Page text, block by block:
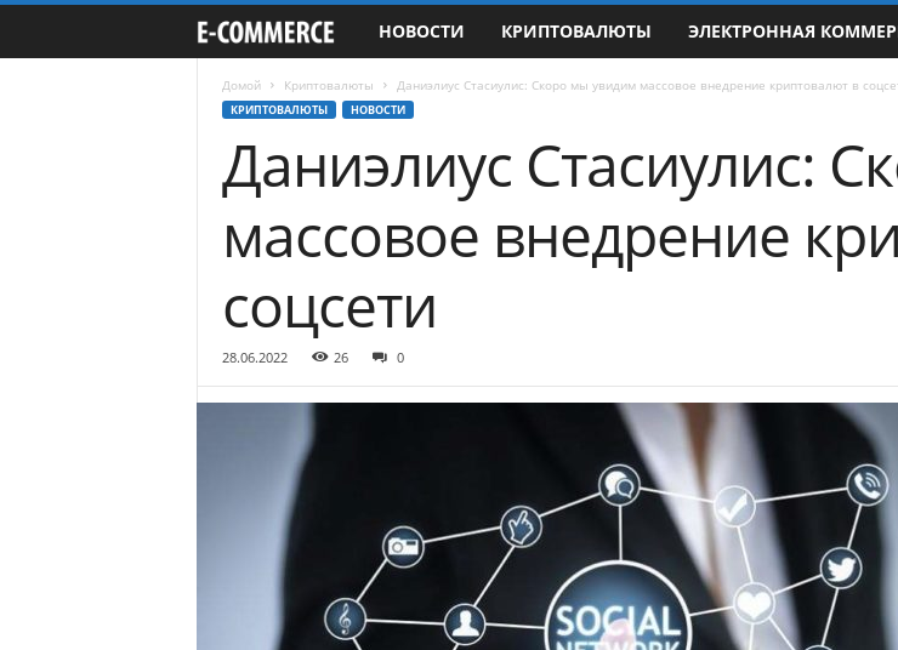
-
o
m
r
c
НОВОСТИ КРИПТОВАЛЮТЫ ЭЛЕКТРОННАЯ
Домой Криптовалюты Даниэлиус Стасиулис: Скоро мы увидим массовое внедрение криптовалют в
КРИПТОВАЛЮТЫ НОВОСТИ
Даниэлиус Стасиулис:
массовое внедрение
соцсети
28.06.2022 26 0